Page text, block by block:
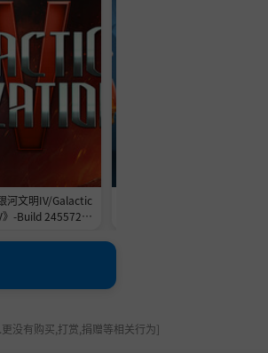
河文明IV/Galactic
-Build 24557209
没有购买,打赏,捐赠等相关行为]